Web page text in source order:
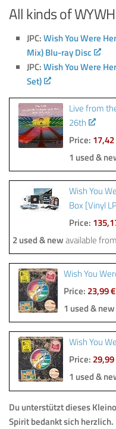
All kinds of
JPC:Wish You Were
Mix) Blu-ray Disc
JPC:Wish You Were
Set)
Live from
26th
Price:
1 used &
Wish You
Box [Vinyl
Price:
2 used & newavailable from
Wish You
Price: 23,99 €
1 used & new
Wish You
Price:
1 used &
Du unterstützt dieses
Spirit bedankt sich herzlich.